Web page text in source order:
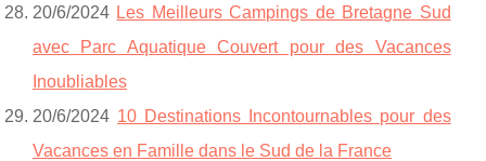
20/6/2024 Les Meilleurs Campings de Bretagne Sud
avec Parc Aquatique Couvert pour des Vacances
Inoubliables
20/6/2024 10 Destinations Incontournables pour des
Vacances en Famille dans le Sud de la France